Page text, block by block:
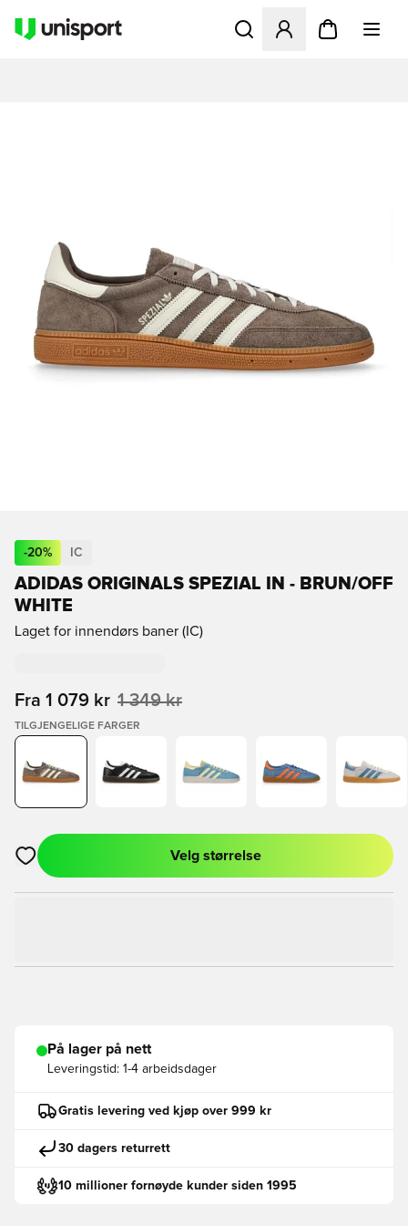
Åpner en Modal for å
-20% IC
ADIDAS ORIGINALS SPEZIAL IN - BRUN/OFF
WHITE
Laget for innendørs baner (IC)
Fra 1 079 kr 1 349 kr
TILGJENGELIGE FARGER
Åpner en Modal for å logge inn eller registrere deg som
Velg størrelse
På lager på nett
Leveringstid: 1-4 arbeidsdager
Gratis levering ved kjøp over 999 kr
30 dagers returrett
10 millioner fornøyde kunder siden 1995